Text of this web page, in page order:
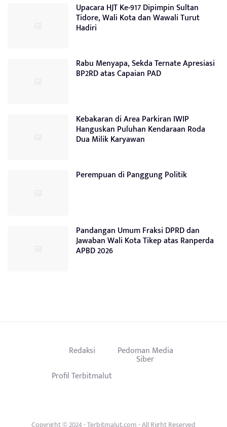
Upacara HJT Ke-917 Dipimpin Sultan
Tidore, Wali Kota dan Wawali Turut
Hadiri
Rabu Menyapa, Sekda Ternate Apresiasi
BP2RD atas Capaian PAD
Kebakaran di Area Parkiran IWIP
Hanguskan Puluhan Kendaraan Roda
Dua Milik Karyawan
Perempuan di Panggung Politik
Pandangan Umum Fraksi DPRD dan
Jawaban Wali Kota Tikep atas Ranperda
APBD 2026
Redaksi Pedoman Media
Siber
Profil Terbitmalut
Copyright © 2024 - Terbitmalut.com - All Right Reserved